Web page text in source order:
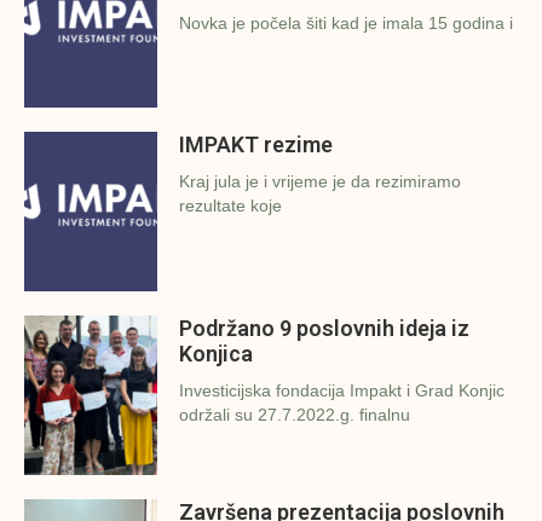
Novka je počela šiti kad je imala 15 godina i
IMPAKT rezime
Kraj jula je i vrijeme je da rezimiramo
rezultate koje
Podržano 9 poslovnih ideja iz
Konjica
Investicijska fondacija Impakt i Grad Konjic
održali su 27.7.2022.g. finalnu
Završena prezentacija poslovnih